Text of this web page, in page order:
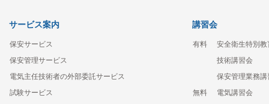
サービス案内
保安サービス
保安管理サービス
電気主任技術者の外部委託サービス
試験サービス
講習会
有料
安全衛生特別教
技術講習会
保安管理業務
無料
電気講習会